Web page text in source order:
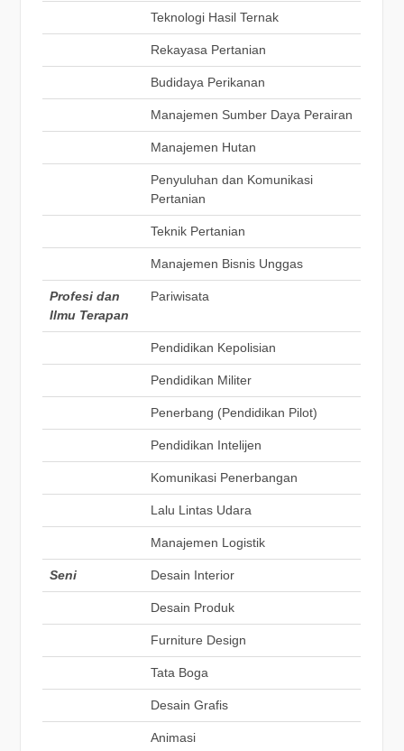
Teknologi Hasil Ternak
Rekayasa Pertanian
Budidaya Perikanan
Manajemen Sumber Daya Perairan
Manajemen Hutan
Penyuluhan dan Komunikasi
Pertanian
Teknik Pertanian
Manajemen Bisnis Unggas
Profesi dan
Ilmu Terapan
Pariwisata
Pendidikan Kepolisian
Pendidikan Militer
Penerbang (Pendidikan Pilot)
Pendidikan Intelijen
Komunikasi Penerbangan
Lalu Lintas Udara
Manajemen Logistik
Seni Desain Interior
Desain Produk
Furniture Design
Tata Boga
Desain Grafis
Animasi